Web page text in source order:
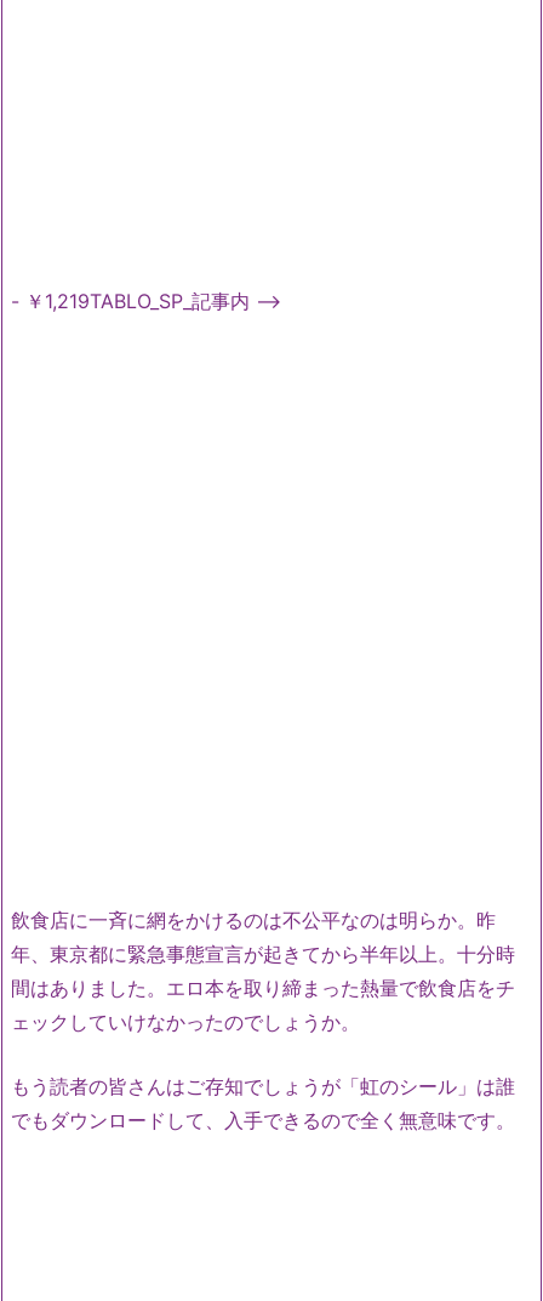
- ￥1,219TABLO_SP_記事内 -->
飲食店に一斉に網をかけるのは不公平なのは明らか。昨
年、東京都に緊急事態宣言が起きてから半年以上。十分時
間はありました。エロ本を取り締まった熱量で飲食店をチ
ェックしていけなかったのでしょうか。
もう読者の皆さんはご存知でしょうが「虹のシール」は誰
でもダウンロードして、入手できるので全く無意味です。